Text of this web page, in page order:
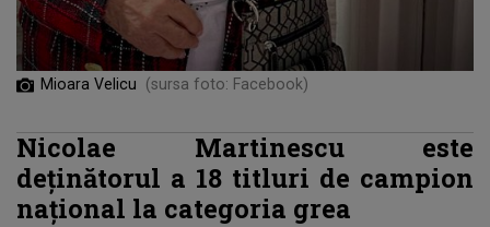
Mioara Velicu (sursa foto: Facebook)
Nicolae Martinescu este
deținătorul a 18 titluri de campion
național la categoria grea